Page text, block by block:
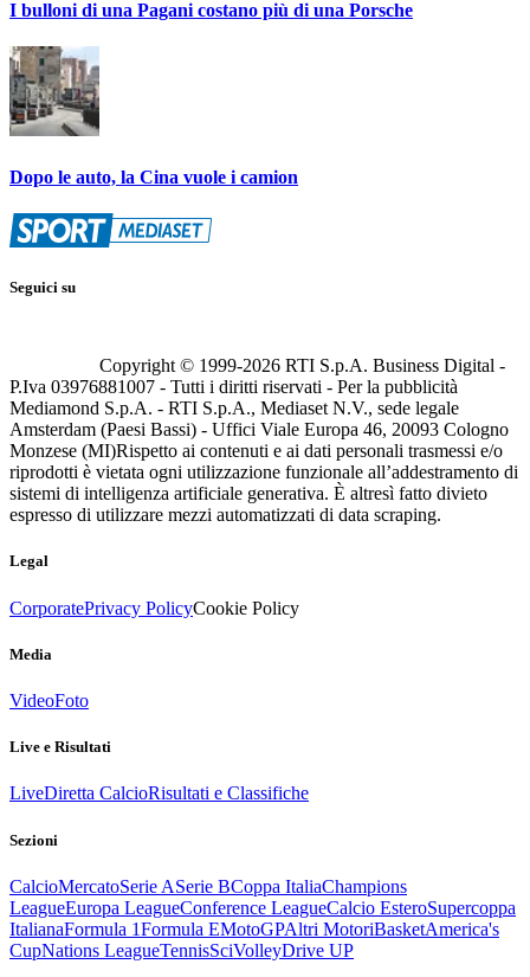
I bulloni di una Pagani costano più di una Porsche
Dopo le auto, la Cina vuole i camion
Seguici su
Copyright © 1999-2026 RTI S.p.A. Business Digital -
P.Iva 03976881007 - Tutti i diritti riservati - Per la pubblicità
Mediamond S.p.A. - RTI S.p.A., Mediaset N.V., sede legale
Amsterdam (Paesi Bassi) - Uffici Viale Europa 46, 20093 Cologno
Monzese (MI)Rispetto ai contenuti e ai dati personali trasmessi e/o
riprodotti è vietata ogni utilizzazione funzionale all’addestramento di
sistemi di intelligenza artificiale generativa. È altresì fatto divieto
espresso di utilizzare mezzi automatizzati di data scraping.
Legal
CorporatePrivacy PolicyCookie Policy
Media
VideoFoto
Live e Risultati
LiveDiretta CalcioRisultati e Classifiche
Sezioni
CalcioMercatoSerie ASerie BCoppa ItaliaChampions
LeagueEuropa LeagueConference LeagueCalcio EsteroSupercoppa
ItalianaFormula 1Formula EMotoGPAltri MotoriBasketAmerica's
CupNations LeagueTennisSciVolleyDrive UP